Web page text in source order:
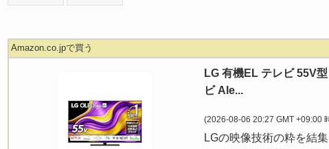
Amazon.co.jpで買う
LG 有機EL テレビ 55V
ビ Ale...
(2026-08-06 20:27 GMT +09:00
LGの映像技術の粋を結